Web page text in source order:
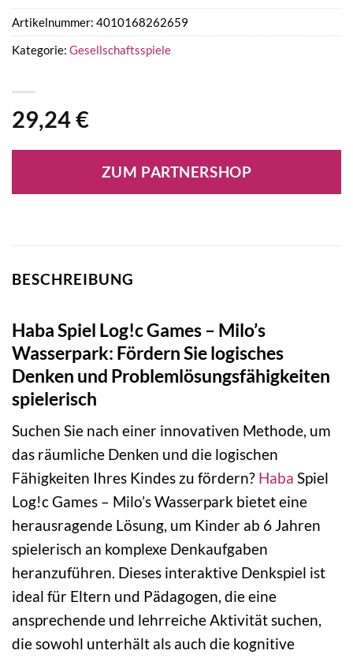
29,24€
ZUM PARTNERSHOP
Artikelnummer: 4010168262659
Kategorie: Gesellschaftsspiele
BESCHREIBUNG
Haba Spiel Log!c Games – Milo’s
Wasserpark: Fördern Sie logisches
Denken und Problemlösungsfähigkeiten
spielerisch
Suchen Sie nach einer innovativen Methode, um
das räumliche Denken und die logischen
Fähigkeiten Ihres Kindes zu fördern? Haba Spiel
Log!c Games – Milo’s Wasserpark bietet eine
herausragende Lösung, um Kinder ab 6 Jahren
spielerisch an komplexe Denkaufgaben
heranzuführen. Dieses interaktive Denkspiel ist
ideal für Eltern und Pädagogen, die eine
ansprechende und lehrreiche Aktivität suchen,
die sowohl unterhält als auch die kognitive